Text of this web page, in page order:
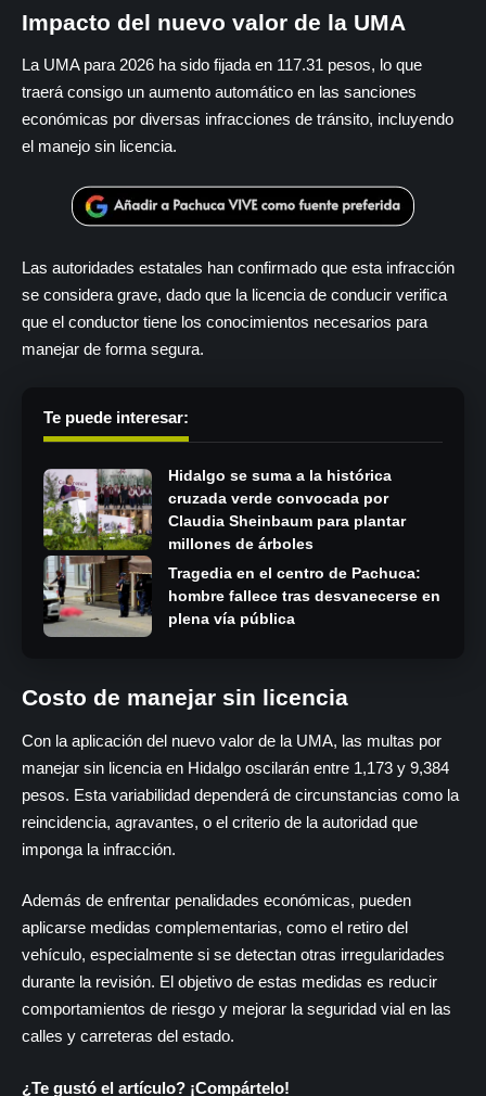
Impacto del nuevo valor de la UMA
La UMA para 2026 ha sido fijada en 117.31 pesos, lo que
traerá consigo un aumento automático en las sanciones
económicas por diversas infracciones de tránsito, incluyendo
el manejo sin licencia.
Las autoridades estatales han confirmado que esta infracción
se considera grave, dado que la licencia de conducir verifica
que el conductor tiene los conocimientos necesarios para
manejar de forma segura.
Te puede interesar:
Hidalgo se suma a la histórica
cruzada verde convocada por
Claudia Sheinbaum para plantar
millones de árboles
Tragedia en el centro de Pachuca:
hombre fallece tras desvanecerse en
plena vía pública
Costo de manejar sin licencia
Con la aplicación del nuevo valor de la UMA, las multas por
manejar sin licencia en Hidalgo oscilarán entre 1,173 y 9,384
pesos. Esta variabilidad dependerá de circunstancias como la
reincidencia, agravantes, o el criterio de la autoridad que
imponga la infracción.
Además de enfrentar penalidades económicas, pueden
aplicarse medidas complementarias, como el retiro del
vehículo, especialmente si se detectan otras irregularidades
durante la revisión. El objetivo de estas medidas es reducir
comportamientos de riesgo y mejorar la seguridad vial en las
calles y carreteras del estado.
¿Te gustó el artículo? ¡Compártelo!